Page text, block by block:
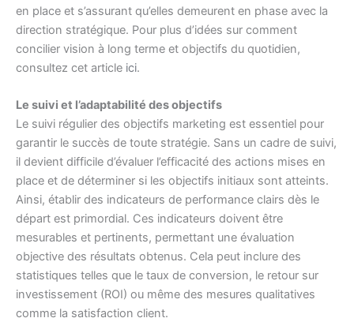
en place et s’assurant qu’elles demeurent en phase avec la
direction stratégique. Pour plus d’idées sur comment
concilier vision à long terme et objectifs du quotidien,
consultez cet article ici.
Le suivi et l’adaptabilité des objectifs
Le suivi régulier des objectifs marketing est essentiel pour
garantir le succès de toute stratégie. Sans un cadre de suivi,
il devient difficile d’évaluer l’efficacité des actions mises en
place et de déterminer si les objectifs initiaux sont atteints.
Ainsi, établir des indicateurs de performance clairs dès le
départ est primordial. Ces indicateurs doivent être
mesurables et pertinents, permettant une évaluation
objective des résultats obtenus. Cela peut inclure des
statistiques telles que le taux de conversion, le retour sur
investissement (ROI) ou même des mesures qualitatives
comme la satisfaction client.